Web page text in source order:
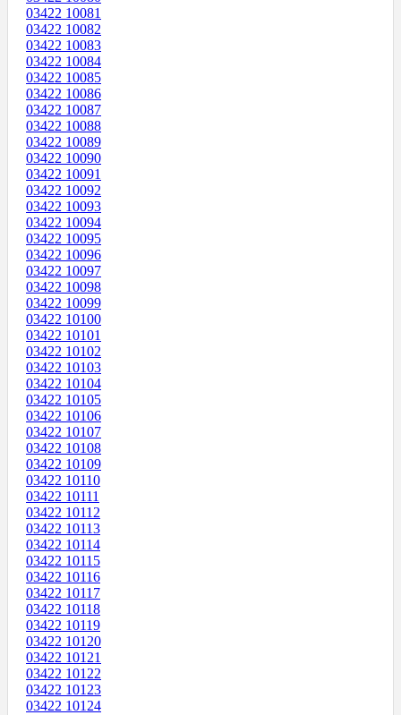
03422 10081
03422 10082
03422 10083
03422 10084
03422 10085
03422 10086
03422 10087
03422 10088
03422 10089
03422 10090
03422 10091
03422 10092
03422 10093
03422 10094
03422 10095
03422 10096
03422 10097
03422 10098
03422 10099
03422 10100
03422 10101
03422 10102
03422 10103
03422 10104
03422 10105
03422 10106
03422 10107
03422 10108
03422 10109
03422 10110
03422 10111
03422 10112
03422 10113
03422 10114
03422 10115
03422 10116
03422 10117
03422 10118
03422 10119
03422 10120
03422 10121
03422 10122
03422 10123
03422 10124